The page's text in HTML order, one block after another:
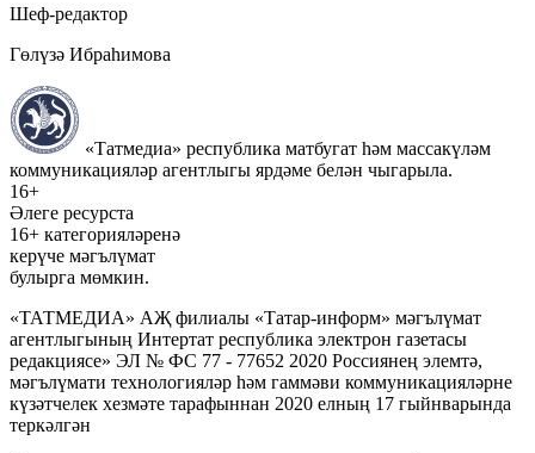
Шеф-редактор
Гөлүзә Ибраһимова
«Татмедиа» республика матбугат һәм массакүләм
коммуникацияләр агентлыгы ярдәме белән чыгарыла.
16+
Әлеге ресурста
16+ категорияләренә
керүче мәгълүмат
булырга мөмкин.
«ТАТМЕДИА» АҖ филиалы «Татар-информ» мәгълүмат
агентлыгының Интертат республика электрон газетасы
редакциясе» ЭЛ № ФС 77 - 77652 2020 Россиянең элемтә,
мәгълүмати технологияләр һәм гаммәви коммуникацияләрне
күзәтчелек хезмәте тарафыннан 2020 елның 17 гыйнварында
теркәлгән